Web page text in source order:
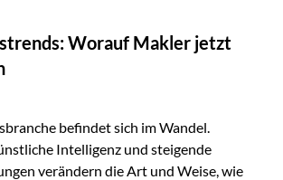
Worauf Makler jetzt
befindet sich im Wandel.
Intelligenz und steigende
verändern die Art und Weise, wie